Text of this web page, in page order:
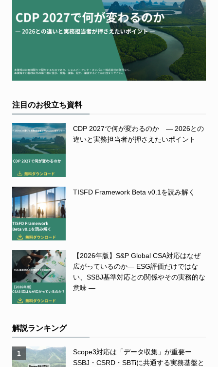
注目のお役立ち資料
CDP 2027で何が変わるのか ― 2026との
違いと実務担当者が押さえたいポイント ―
TISFD Framework Beta v0.1を読み解く
【2026年版】S&P Global CSA対応はなぜ
広がっているのか― ESG評価だけではな
い、SSBJ基準対応との関係やその実務的な
意味 ―
解説ランキング
1
Scope3対応は「データ収集」が重要ー
SSBJ・CSRD・SBTiに共通する実務基盤と